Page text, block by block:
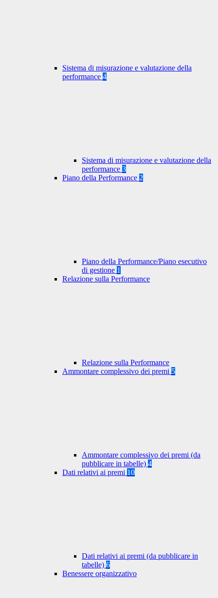
Sistema di misurazione e valutazione della
performance 4
Sistema di misurazione e valutazione della
performance 3
Piano della Performance 2
Piano della Performance/Piano esecutivo
di gestione 1
Relazione sulla Performance
Relazione sulla Performance
Ammontare complessivo dei premi 5
Ammontare complessivo dei premi (da
pubblicare in tabelle) 4
Dati relativi ai premi 10
Dati relativi ai premi (da pubblicare in
tabelle) 6
Benessere organizzativo